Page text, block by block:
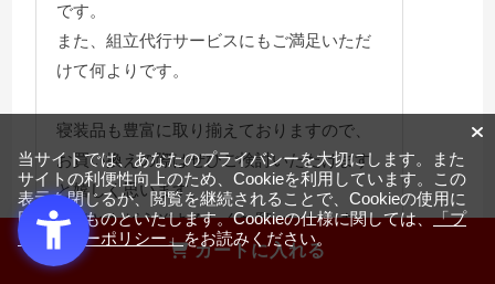
カートに入れる
です。
また、組立代行サービスにもご満足いただ
けて何よりです。
寝装品も豊富に取り揃えておりますので、
お買い換えの際はぜひご検討いただけます
と嬉しく思います。
今後ともどうぞよろしくお願いいたしま
す。
当サイトでは、あなたのプライバシーを大切にします。また
サイトの利便性向上のため、Cookieを利用しています。この
表示を閉じるか、閲覧を継続されることで、Cookieの使用に
同意するものといたします。Cookieの仕様に関しては、「プ
ライバシーポリシー」をお読みください。